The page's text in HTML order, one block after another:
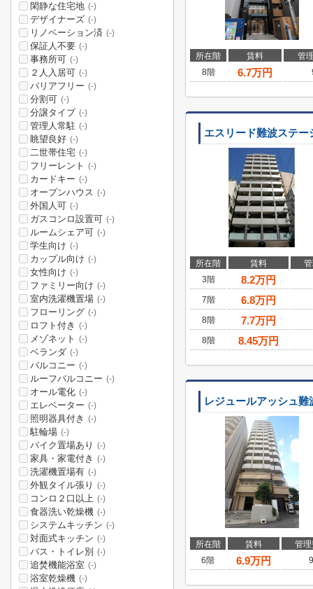
所在階 賃料
管
8階
6.7万円
エスリード難波ステー
所在階 賃料
3階
8.2万円
7階 6.8万円
8階 7.7万円
8階 8.45万円
レジュールアッシュ難
所在階 賃料
管
6階
6.9万円
閑静な住宅地 (-)
デザイナーズ (-)
リノベーション済 (-)
保証人不要 (-)
事務所可 (-)
２人入居可 (-)
バリアフリー (-)
分割可 (-)
分譲タイプ (-)
管理人常駐 (-)
眺望良好 (-)
二世帯住宅 (-)
フリーレント (-)
カードキー (-)
オープンハウス (-)
外国人可 (-)
ガスコンロ設置可 (-)
ルームシェア可 (-)
学生向け (-)
カップル向け (-)
女性向け (-)
ファミリー向け (-)
室内洗濯機置場 (-)
フローリング (-)
ロフト付き (-)
メゾネット (-)
ベランダ (-)
バルコニー (-)
ルーフバルコニー (-)
オール電化 (-)
エレベーター (-)
照明器具付き (-)
駐輪場 (-)
バイク置場あり (-)
家具・家電付き (-)
洗濯機置場有 (-)
外観タイル張り (-)
コンロ２口以上 (-)
食器洗い乾燥機 (-)
システムキッチン (-)
対面式キッチン (-)
バス・トイレ別 (-)
追焚機能浴室 (-)
浴室乾燥機 (-)